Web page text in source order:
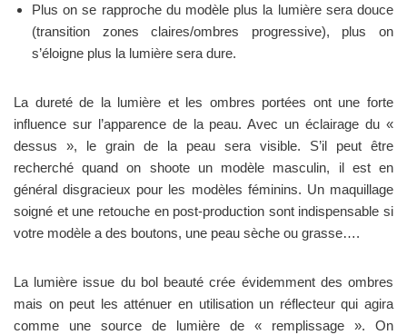
Plus on se rapproche du modèle plus la lumière sera douce
(transition zones claires/ombres progressive), plus on
s’éloigne plus la lumière sera dure.
La dureté de la lumière et les ombres portées ont une forte
influence sur l’apparence de la peau. Avec un éclairage du «
dessus », le grain de la peau sera visible. S’il peut être
recherché quand on shoote un modèle masculin, il est en
général disgracieux pour les modèles féminins. Un maquillage
soigné et une retouche en post-production sont indispensable si
votre modèle a des boutons, une peau sèche ou grasse….
La lumière issue du bol beauté crée évidemment des ombres
mais on peut les atténuer en utilisation un réflecteur qui agira
comme une source de lumière de « remplissage ». On